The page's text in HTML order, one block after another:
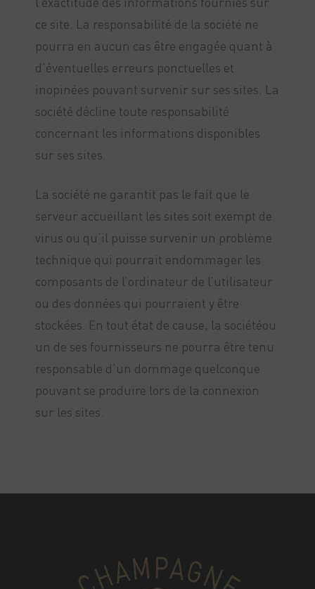
ce site. La responsabilité de la société ne
pourra en aucun cas être engagée quant à
d’éventuelles erreurs ponctuelles et
inopinées pouvant survenir sur ses sites. La
société décline toute responsabilité
concernant les informations disponibles
sur ses sites.
La société ne garantit pas le fait que le
serveur accueillant les sites soit exempt de
virus ou qu’il puisse survenir un problème
technique qui pourrait endommager les
composants de l’ordinateur de l’utilisateur
ou des données qui pourraient y être
stockées. En tout état de cause, la sociétéou
un de ses fournisseurs ne pourra être tenu
responsable d’un dommage quelconque
pouvant se produire lors de la connexion
sur les sites.